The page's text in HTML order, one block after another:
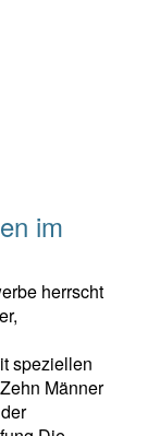
im
herrscht
speziellen
Männer